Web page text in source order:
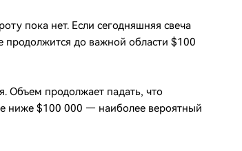
пока нет. Если сегодняшняя свеча
продолжится до важной области $100
Объем продолжает падать, что
ниже $100 000 — наиболее вероятный